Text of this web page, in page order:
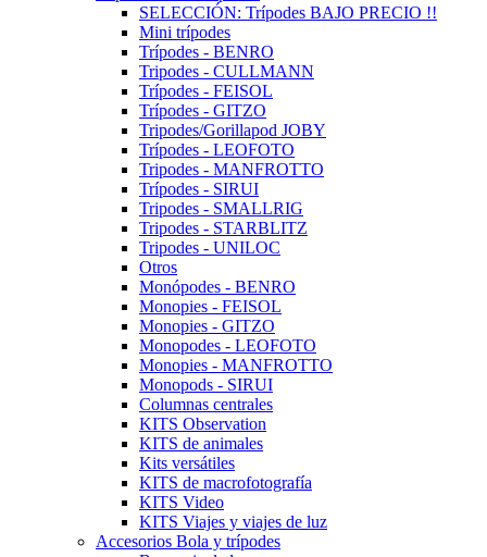
SELECCIÓN: Trípodes BAJO PRECIO !!
Mini trípodes
Trípodes - BENRO
Tripodes - CULLMANN
Trípodes - FEISOL
Trípodes - GITZO
Tripodes/Gorillapod JOBY
Trípodes - LEOFOTO
Tripodes - MANFROTTO
Trípodes - SIRUI
Tripodes - SMALLRIG
Tripodes - STARBLITZ
Tripodes - UNILOC
Otros
Monópodes - BENRO
Monopies - FEISOL
Monopies - GITZO
Monopodes - LEOFOTO
Monopies - MANFROTTO
Monopods - SIRUI
Columnas centrales
KITS Observation
KITS de animales
Kits versátiles
KITS de macrofotografía
KITS Video
KITS Viajes y viajes de luz
Accesorios Bola y trípodes